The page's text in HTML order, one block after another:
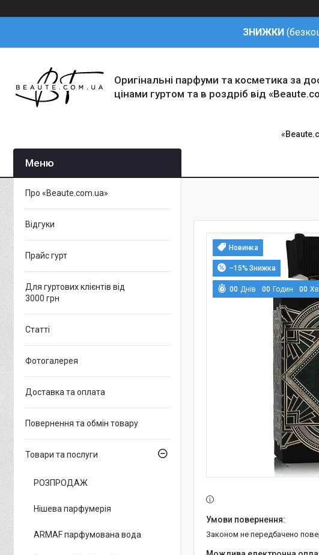
ЗНИЖКИ
Оригінальні парфуми та косметика за
цінами гуртом та в роздріб від
Новинка
–15%
00 Днів 00 Годин 00
Законом не передбачено
Про «Beaute.com.ua»
Відгуки
Прайс гурт
Для гуртових клієнтів від
3000 грн
Статті
Фотогалерея
Доставка та оплата
Повернення та обмін товару
Товари та послуги
РОЗПРОДАЖ
Нішева парфумерія
ARMAF парфумована вода